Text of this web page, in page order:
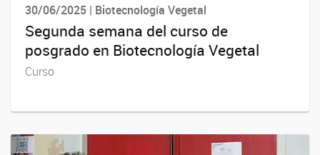
30/06/2025 | Biotecnología Vegetal
Segunda semana del curso de
posgrado en Biotecnología Vegetal
Curso